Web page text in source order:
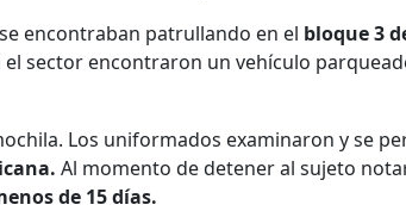
encontraban patrullando en el bloque 3
el sector encontraron un vehículo
Los uniformados examinaron y se
Al momento de detener al sujeto
de 15 días.